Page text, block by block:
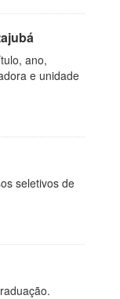
ano,
e unidade
seletivos de